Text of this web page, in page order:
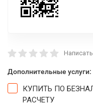
Дополнительные услуги:
КУПИТЬ ПО
РАСЧЕТУ